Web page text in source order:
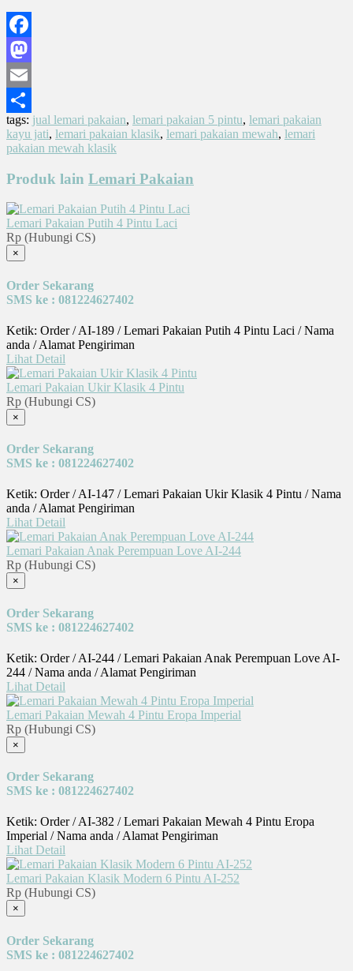
Facebook
Mastodon
Email
Share
tags: jual lemari pakaian, lemari pakaian 5 pintu, lemari pakaian
kayu jati, lemari pakaian klasik, lemari pakaian mewah, lemari
pakaian mewah klasik
Produk lain Lemari Pakaian
Lemari Pakaian Putih 4 Pintu Laci
Rp (Hubungi CS)
×
Order Sekarang
SMS ke : 081224627402
Ketik: Order / AI-189 / Lemari Pakaian Putih 4 Pintu Laci / Nama
anda / Alamat Pengiriman
Lihat Detail
Lemari Pakaian Ukir Klasik 4 Pintu
Rp (Hubungi CS)
×
Order Sekarang
SMS ke : 081224627402
Ketik: Order / AI-147 / Lemari Pakaian Ukir Klasik 4 Pintu / Nama
anda / Alamat Pengiriman
Lihat Detail
Lemari Pakaian Anak Perempuan Love AI-244
Rp (Hubungi CS)
×
Order Sekarang
SMS ke : 081224627402
Ketik: Order / AI-244 / Lemari Pakaian Anak Perempuan Love AI-
244 / Nama anda / Alamat Pengiriman
Lihat Detail
Lemari Pakaian Mewah 4 Pintu Eropa Imperial
Rp (Hubungi CS)
×
Order Sekarang
SMS ke : 081224627402
Ketik: Order / AI-382 / Lemari Pakaian Mewah 4 Pintu Eropa
Imperial / Nama anda / Alamat Pengiriman
Lihat Detail
Lemari Pakaian Klasik Modern 6 Pintu AI-252
Rp (Hubungi CS)
×
Order Sekarang
SMS ke : 081224627402